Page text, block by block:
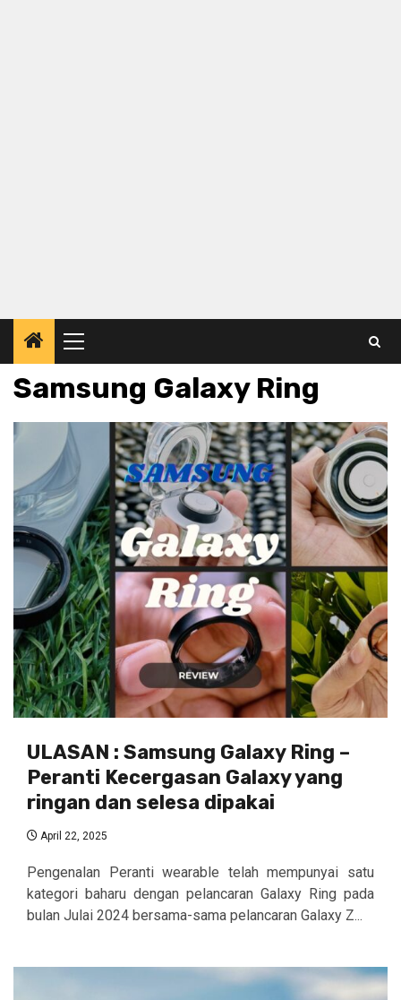
Primary
Menu
Samsung Galaxy Ring
ULASAN : Samsung Galaxy Ring –
Peranti Kecergasan Galaxy yang
ringan dan selesa dipakai
April 22, 2025
Pengenalan Peranti wearable telah mempunyai satu
kategori baharu dengan pelancaran Galaxy Ring pada
bulan Julai 2024 bersama-sama pelancaran Galaxy Z...